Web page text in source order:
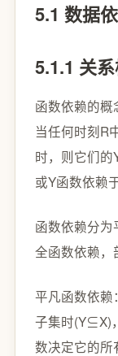
5.1 数据
5.1.1 关
函数依赖的概
当任何时刻R
时，则它们的
或Y函数依赖
函数依赖分
全函数依赖，
平凡函数依赖
子集时(Y⊆X)
数决定它的所